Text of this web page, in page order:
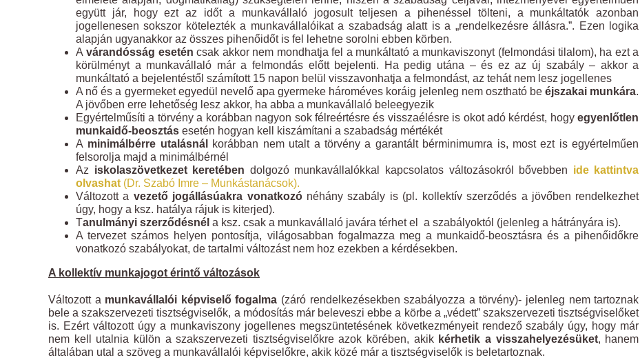
együtt jár, hogy ezt az időt a munkavállaló jogosult teljesen a pihenéssel tölteni, a munkáltatók azonban
jogellenesen sokszor kötelezték a munkavállalóikat a szabadság alatt is a „rendelkezésre állásra.”. Ezen logika
alapján ugyanakkor az összes pihenőidőt is fel lehetne sorolni ebben körben.
Avárandósság esetén csak akkor nem mondhatja fel a munkáltató a munkaviszonyt (felmondási tilalom), ha ezt a
körülményt a munkavállaló már a felmondás előtt bejelenti. Ha pedig utána – és ez az új szabály – akkor a
munkáltató a bejelentéstől számított 15 napon belül visszavonhatja a felmondást, az tehát nem lesz jogellenes
A nő és a gyermeket egyedül nevelő apa gyermeke hároméves koráig jelenleg nem osztható beéjszakai munkára.
A jövőben erre lehetőség lesz akkor, ha abba a munkavállaló beleegyezik
Egyértelműsíti a törvény a korábban nagyon sok félreértésre és visszaélésre is okot adó kérdést, hogyegyenlőtlen
munkaidő-beosztás esetén hogyan kell kiszámítani a szabadság mértékét
A minimálbérre utalásnál
korábban nem utalt a törvény a garantált bérminimumra is, most ezt is egyértelműen
felsorolja majd a minimálbérnél
Az iskolaszövetkezet keretében dolgozó munkavállalókkal kapcsolatos változásokról bővebben ide kattintva
olvashat (Dr. Szabó Imre – Munkástanácsok).
Változott a vezető jogállásúakra vonatkozónéhány szabály is (pl. kollektív szerződés a jövőben rendelkezhet
úgy, hogy a ksz. hatálya rájuk is kiterjed).
Tanulmányi szerződésnél a ksz. csak a munkavállaló javára térhet el a szabályoktól (jelenleg a hátrányára is).
A tervezet számos helyen pontosítja, világosabban fogalmazza meg a munkaidő-beosztásra és a pihenőidőkre
vonatkozó szabályokat, de tartalmi változást nem hoz ezekben a kérdésekben.
A kollektív munkajogot érintő változások
Változott a munkavállalói képviselő fogalma (záró rendelkezésekben szabályozza a törvény)- jelenleg nem tartoznak
bele a szakszervezeti tisztségviselők, a módosítás már beleveszi ebbe a körbe a „védett” szakszervezeti tisztségviselőket
is. Ezért változott úgy a munkaviszony jogellenes megszüntetésének következményeit rendező szabály úgy, hogy már
nem kell utalnia külön a szakszervezeti tisztségviselőkre azok körében, akik kérhetik a visszahelyezésüket, hanem
általában utal a szöveg a munkavállalói képviselőkre, akik közé már a tisztségviselők is beletartoznak.